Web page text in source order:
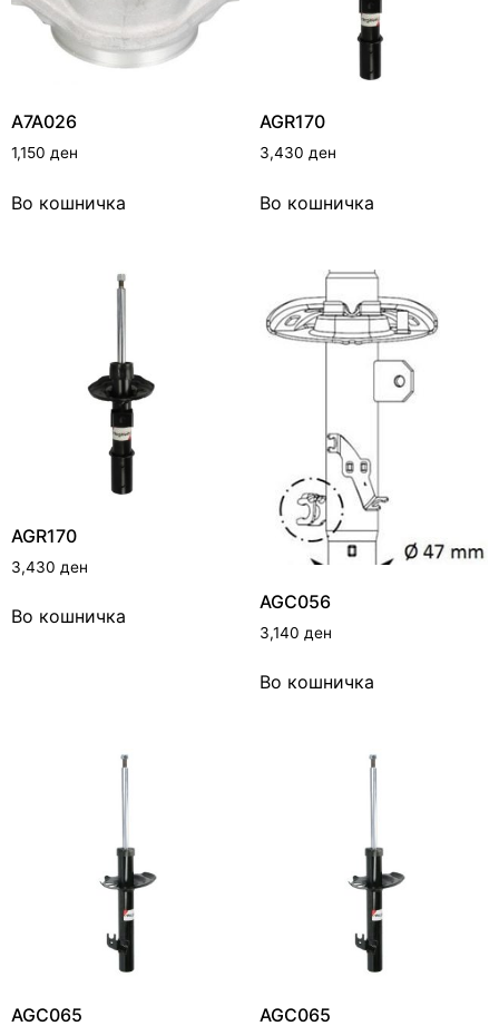
A7A026
1,150 ден
Во кошничка
AGR170
3,430 ден
Во кошничка
AGR170
3,430 ден
Во кошничка
AGC056
3,140 ден
Во кошничка
AGC065 AGC065